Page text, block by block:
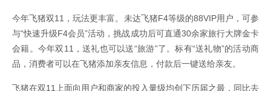
今年飞猪双11，玩法更丰富。未达飞猪F4等级的88VIP用户，可参
与“快速升级F4会员”活动，挑战成功后可直通30余家旅行大牌金卡
会籍。今年双11，送礼也可以送“旅游”了。标有“送礼物”的活动商
品，消费者可以在飞猪添加亲友信息，付款后一键送给亲友。
飞猪在双11上面向用户和商家的投入量级均创下历届之最，同比去